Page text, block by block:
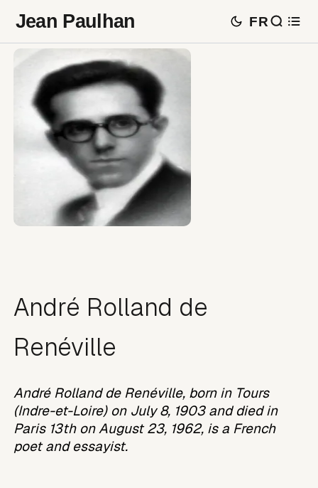
Jean Paulhan FR
André Rolland de
Renéville
André Rolland de Renéville, born in Tours
(Indre-et-Loire) on July 8, 1903 and died in
Paris 13th on August 23, 1962, is a French
poet and essayist.